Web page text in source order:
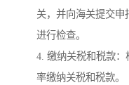
关，并向海关提交申
进行检查。
4. 缴纳关税和税款
率缴纳关税和税款。